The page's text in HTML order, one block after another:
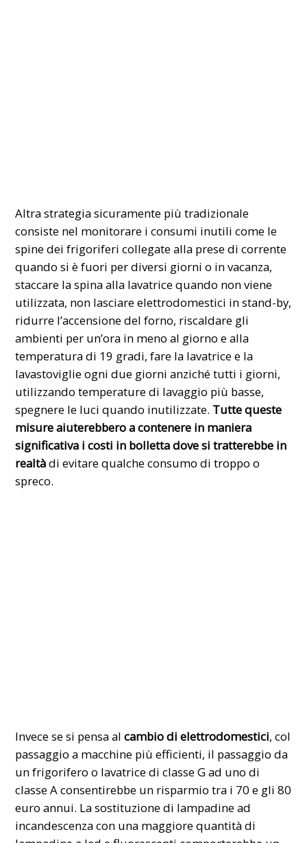
Altra strategia sicuramente più tradizionale
consiste nel monitorare i consumi inutili come le
spine dei frigoriferi collegate alla prese di corrente
quando si è fuori per diversi giorni o in vacanza,
staccare la spina alla lavatrice quando non viene
utilizzata, non lasciare elettrodomestici in stand-by,
ridurre l’accensione del forno, riscaldare gli
ambienti per un’ora in meno al giorno e alla
temperatura di 19 gradi, fare la lavatrice e la
lavastoviglie ogni due giorni anziché tutti i giorni,
utilizzando temperature di lavaggio più basse,
spegnere le luci quando inutilizzate. Tutte queste
misure aiuterebbero a contenere in maniera
significativa i costi in bolletta dove si tratterebbe in
realtàdi evitare qualche consumo di troppo o
spreco.
Invece se si pensa alcambio di elettrodomestici, col
passaggio a macchine più efficienti, il passaggio da
un frigorifero o lavatrice di classe G ad uno di
classe A consentirebbe un risparmio tra i 70 e gli 80
euro annui. La sostituzione di lampadine ad
incandescenza con una maggiore quantità di